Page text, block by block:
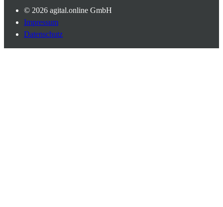
© 2026 agital.online GmbH
Impressum
Datenschutz